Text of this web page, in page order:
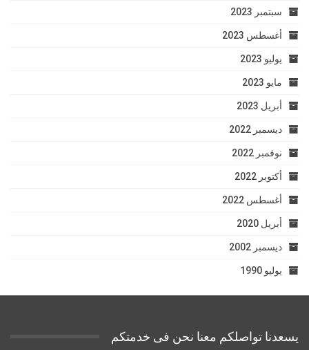
سبتمبر 2023
أغسطس 2023
يوليو 2023
مايو 2023
أبريل 2023
ديسمبر 2022
نوفمبر 2022
أكتوبر 2022
أغسطس 2022
أبريل 2020
ديسمبر 2002
يوليو 1990
يسعدنا تواصلكم معنا نحن فى خدمتكم